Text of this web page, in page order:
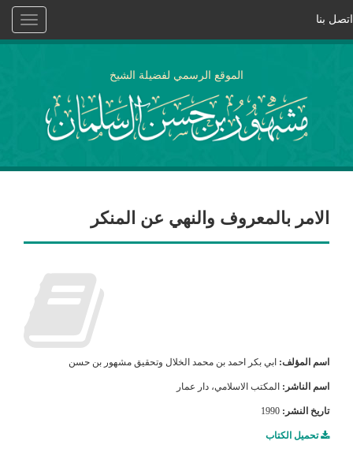
Toggle
اتصل بنا
الموقع الرسمي لفضيلة الشيخ
الامر بالمعروف والنهي عن المنكر
اسم المؤلف: ابي بكر احمد بن محمد الخلال وتحقيق مشهور بن حسن
اسم الناشر: المكتب الاسلامي، دار عمار
تاريخ النشر: 1990
تحميل الكتاب